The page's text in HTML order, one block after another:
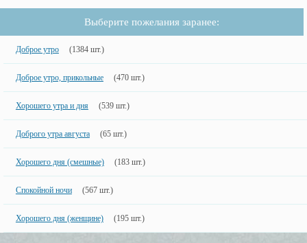
Выберите пожелания заранее:
Доброе утро (1384 шт.)
Доброе утро, прикольные (470 шт.)
Хорошего утра и дня (539 шт.)
Доброго утра августа (65 шт.)
Хорошего дня (смешные) (183 шт.)
Спокойной ночи (567 шт.)
Хорошего дня (женщине) (195 шт.)